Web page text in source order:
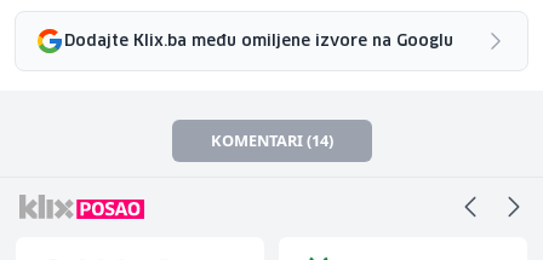
Dodajte Klix.ba među omiljene izvore na Googlu
KOMENTARI (14)